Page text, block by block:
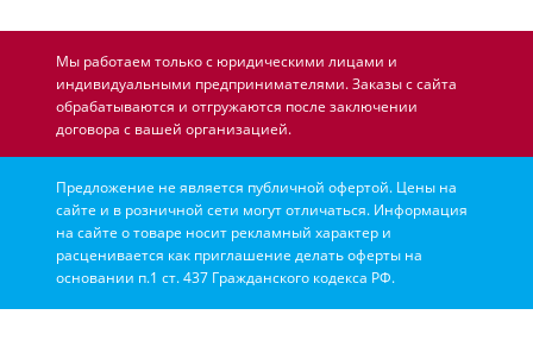
Мы работаем только с юридическими лицами и
индивидуальными предпринимателями. Заказы с сайта
обрабатываются и отгружаются после заключении
договора с вашей организацией.
Предложение не является публичной офертой. Цены на
сайте и в розничной сети могут отличаться. Информация
на сайте о товаре носит рекламный характер и
расценивается как приглашение делать оферты на
основании п.1 ст. 437 Гражданского кодекса РФ.